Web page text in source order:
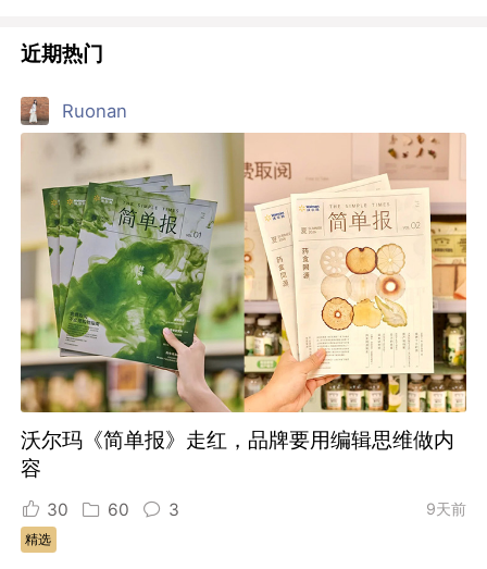
近期热门
Ruonan
沃尔玛《简单报》走红，品牌要用编辑思维做内
容
30 60 3 9天前
精选